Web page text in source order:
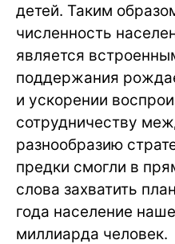
детей. Таким
численность
является
поддержания
и ускорении
сотрудничеству
разнообразию
предки смогли в
слова захватить
года население
миллиарда человек.